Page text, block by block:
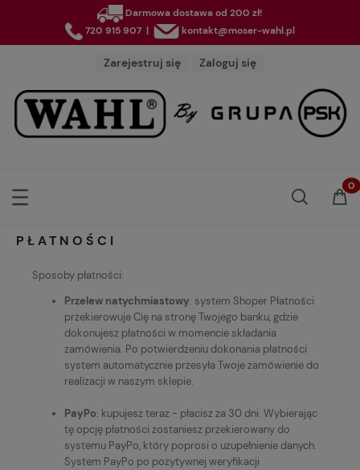
Darmowa dostawa od 200 zł!
720 915 907 | kontakt@moser-wahl.pl
Zarejestruj się Zaloguj się
PŁATNOŚCI
Sposoby płatności:
Przelew natychmiastowy: system Shoper Płatności
przekierowuje Cię na stronę Twojego banku, gdzie
dokonujesz płatności w momencie składania
zamówienia. Po potwierdzeniu dokonania płatności
system automatycznie przesyła Twoje zamówienie do
realizacji w naszym sklepie.
PayPo: kupujesz teraz - płacisz za 30 dni. Wybierając
tę opcję płatności zostaniesz przekierowany do
systemu PayPo, który poprosi o uzupełnienie danych.
System PayPo po pozytywnej weryfikacji